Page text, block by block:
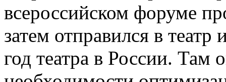
всероссийском форуме
затем отправился в
год театра в России. Там